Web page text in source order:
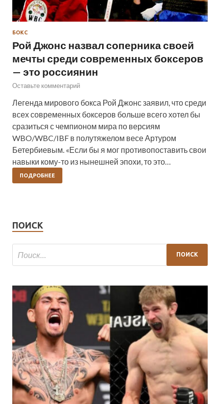
БОКС
Рой Джонс назвал соперника своей
мечты среди современных боксеров
— это россиянин
Оставьте комментарий
Легенда мирового бокса Рой Джонс заявил, что среди
всех современных боксеров больше всего хотел бы
сразиться с чемпионом мира по версиям
WBO/WBC/IBF в полутяжелом весе Артуром
Бетербиевым. «Если бы я мог противопоставить свои
навыки кому-то из нынешней эпохи, то это…
ПОДРОБНЕЕ
ПОИСК